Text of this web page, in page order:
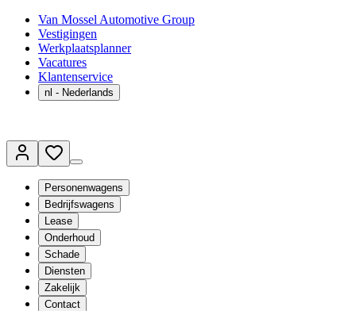
Van Mossel Automotive Group
Vestigingen
Werkplaatsplanner
Vacatures
Klantenservice
nl - Nederlands
Personenwagens
Bedrijfswagens
Lease
Onderhoud
Schade
Diensten
Zakelijk
Contact